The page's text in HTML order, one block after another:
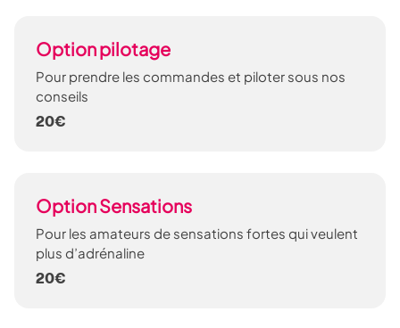
Option pilotage
Pour prendre les commandes et piloter sous nos
conseils
20€
Option Sensations
Pour les amateurs de sensations fortes qui veulent
plus d’adrénaline
20€